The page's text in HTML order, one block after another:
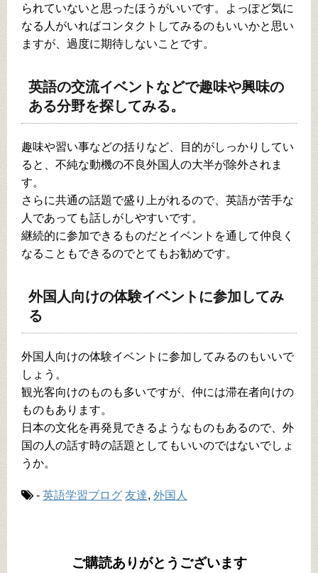
られていないと思ったほうがいいです。よっぽど気に
なる人がいればコンタクトしてみるのもいいかと思い
ますが、過度に期待しないことです。
英語の交流イベントなどで趣味や興味の
ある分野を探してみる。
趣味や習い事などの括りなど、目的がしっかりしてい
ると、不純な動機の不良外国人の大半が除外されま
す。
さらに共通の話題で盛り上がれるので、英語が苦手な
人であっても話しがしやすいです。
継続的に参加できるものだとイベントを通して仲良く
なることもできるのでとてもお勧めです。
外国人向けの体験イベントに参加してみ
る
外国人向けの体験イベントに参加してみるのもいいで
しょう。
観光客向けのものも多いですが、仲には滞在者向けの
ものもあります。
日本の文化を再発見できるようなものもあるので、外
国の人の話す時の話題としてもいいのではないでしょ
うか。
- 英語学習ブログ 友達, 外国人
ご購読ありがとうございます